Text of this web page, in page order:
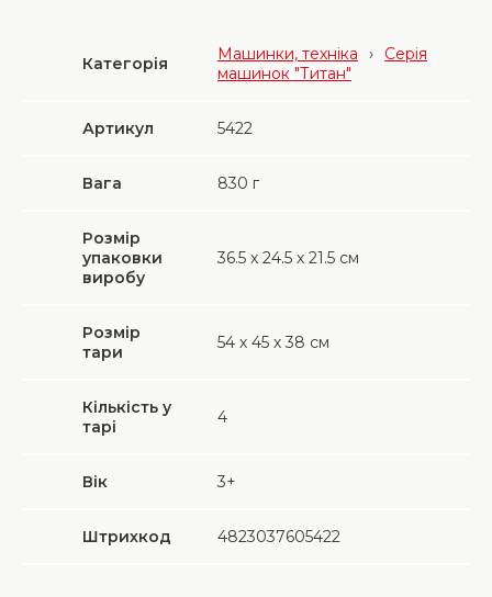
Категорія Машинки, техніка ›
Серія
машинок "Титан"
Артикул 5422
Вага 830 г
Розмір
упаковки
виробу
36.5 х 24.5 х 21.5 см
Розмір
тари
54 х 45 х 38 см
Кількість у
тарі
4
Вік 3+
Штрихкод 4823037605422